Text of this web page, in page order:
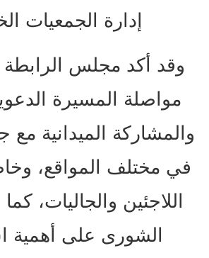
إدارة الجمعيات
وقد أكد مجلس
مواصلة المسيرة
والمشاركة الميدانية مع
في مختلف المواقع،
اللاجئين والجاليات،
الشورى على أهمية